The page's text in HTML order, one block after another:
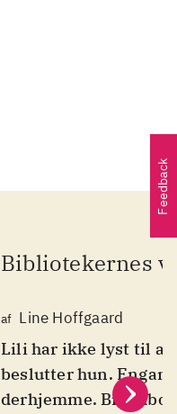
Bibliotekernes
af Line Hoffgaard
Lili har ikke lyst til at
beslutter hun.
derhjemme.
Feedback